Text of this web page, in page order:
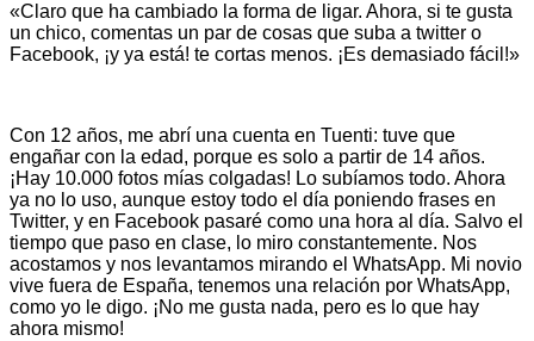
«Claro que ha cambiado la forma de ligar. Ahora, si te gusta
un chico, comentas un par de cosas que suba a twitter o
Facebook, ¡y ya está! te cortas menos. ¡Es demasiado fácil!»
Con 12 años, me abrí una cuenta en Tuenti: tuve que
engañar con la edad, porque es solo a partir de 14 años.
¡Hay 10.000 fotos mías colgadas! Lo subíamos todo. Ahora
ya no lo uso, aunque estoy todo el día poniendo frases en
Twitter, y en Facebook pasaré como una hora al día. Salvo el
tiempo que paso en clase, lo miro constantemente. Nos
acostamos y nos levantamos mirando el WhatsApp. Mi novio
vive fuera de España, tenemos una relación por WhatsApp,
como yo le digo. ¡No me gusta nada, pero es lo que hay
ahora mismo!